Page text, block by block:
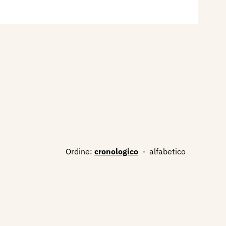
Ordine: cronologico - alfabetico